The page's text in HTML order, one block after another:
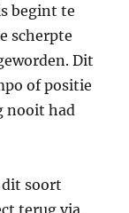
begint te
scherpte
Dit
of positie
nooit had
dit soort
terug via